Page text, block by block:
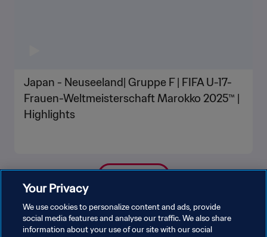
Japan - Neuseeland| Gruppe F | FIFA U-17-
Frauen-Weltmeisterschaft Marokko 2025™ |
Highlights
Your Privacy
We use cookies to personalize content and ads, provide
social media features and analyse our traffic. We also share
information about your use of our site with our social